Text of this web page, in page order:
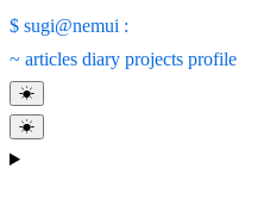
$ sugi@nemui :
~ articles diary projects profile
☀
☀